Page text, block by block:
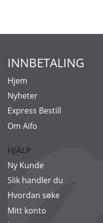
INNBETALING
Hjem
Nyheter
Express Bestill
Om Aifo
HJÄLP
Ny Kunde
Slik handler du
Hvordan søke
Mitt konto